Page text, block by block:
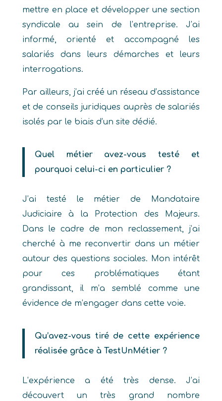
mettre en place et développer une section
syndicale au sein de l’entreprise. J’ai
informé, orienté et accompagné les
salariés dans leurs démarches et leurs
interrogations.
Par ailleurs, j’ai créé un réseau d’assistance
et de conseils juridiques auprès de salariés
isolés par le biais d’un site dédié.
Quel métier avez-vous testé et
pourquoi celui-ci en particulier ?
J’ai testé le métier de Mandataire
Judiciaire à la Protection des Majeurs.
Dans le cadre de mon reclassement, j’ai
cherché à me reconvertir dans un métier
autour des questions sociales. Mon intérêt
pour ces problématiques étant
grandissant, il m’a semblé comme une
évidence de m’engager dans cette voie.
Qu’avez-vous tiré de cette expérience
réalisée grâce à TestUnMétier ?
L’expérience a été très dense. J’ai
découvert un très grand nombre